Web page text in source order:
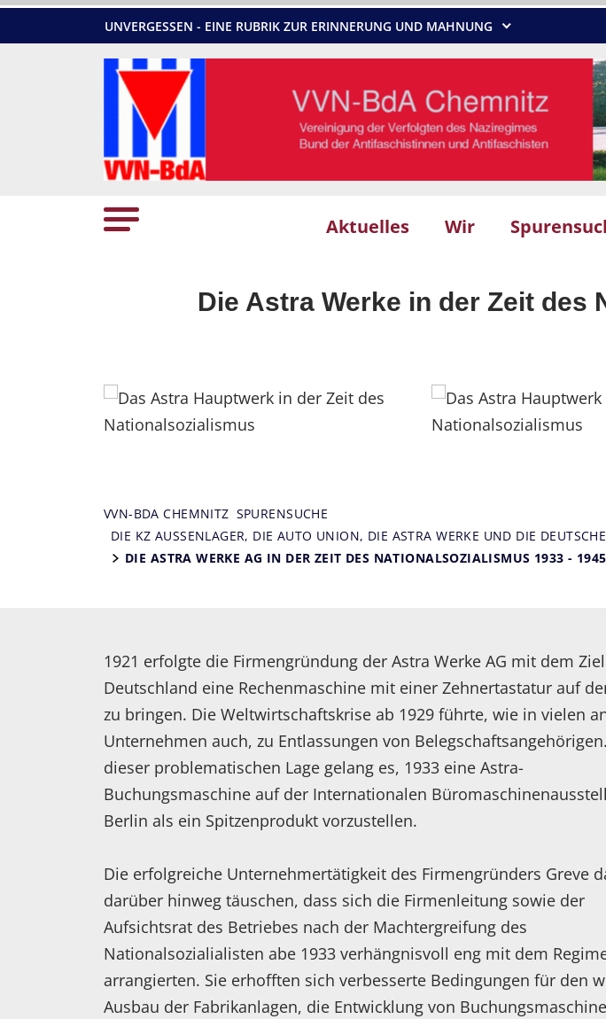
UNVERGESSEN - EINE RUBRIK ZUR ERINNERUNG UND MAHNUNG
Aktuelles Wir
Die Astra Werke in der Zeit des
VVN-BDA CHEMNITZ SPURENSUCHE
DIE KZ AUSSENLAGER, DIE AUTO UNION, DIE ASTRA WERKE UND DIE
DIE ASTRA WERKE AG IN DER ZEIT DES NATIONALSOZIALISMUS 1933 - 1945
1921 erfolgte die Firmengründung der Astra Werke AG mit dem
Deutschland eine Rechenmaschine mit einer Zehnertastatur auf
zu bringen. Die Weltwirtschaftskrise ab 1929 führte, wie in vielen
Unternehmen auch, zu Entlassungen von
dieser problematischen Lage gelang es, 1933 eine Astra-
Buchungsmaschine auf der Internationalen
Berlin als ein Spitzenprodukt vorzustellen.
Die erfolgreiche Unternehmertätigkeit des Firmengründers Greve
darüber hinweg täuschen, dass sich die Firmenleitung sowie der
Aufsichtsrat des Betriebes nach der Machtergreifung des
Nationalsozialialisten abe 1933 verhängnisvoll eng mit dem
arrangierten. Sie erhofften sich verbesserte Bedingungen für den
Ausbau der Fabrikanlagen, die Entwicklung von